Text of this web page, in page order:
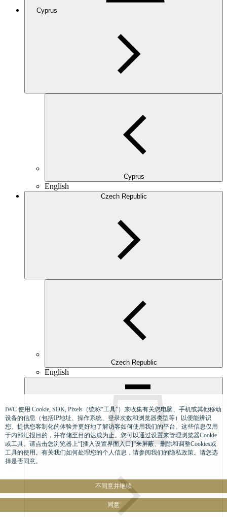
Cyprus
Cyprus
English
Czech Republic
Czech Republic
English
Denmark
IWC 使用 Cookie, SDK, Pixels（统称“工具”）来收集有关您电脑、手机或其他移动
设备的信息（包括IP地址、操作系统、登录次数和浏览器类型等）以便能辨识
您、提供您客制化的体验并更好地了解访客如何使用我们的平台。这些信息仅用
于内部汇报目的，并存储至目的达成为止。您可以通过设置来管理浏览器Cookie
或工具。请点击您浏览器上“[插入设置界面入口]”来屏蔽、删除和调整Cookies或
工具的使用。有关我们如何处理您的个人信息，请参阅我们的隐私政策。请您选
择是否同意。
不同意并继续
同意